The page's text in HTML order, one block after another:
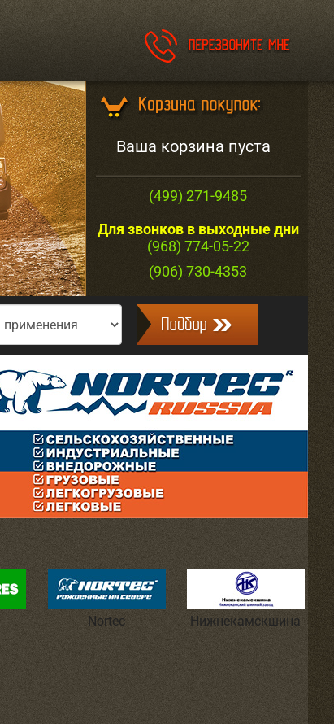
Ваша корзина пуста
(499) 271-9485
Для звонков в выходные дни
(968) 774-05-22
(906) 730-4353
Nortec Нижнекамскшина